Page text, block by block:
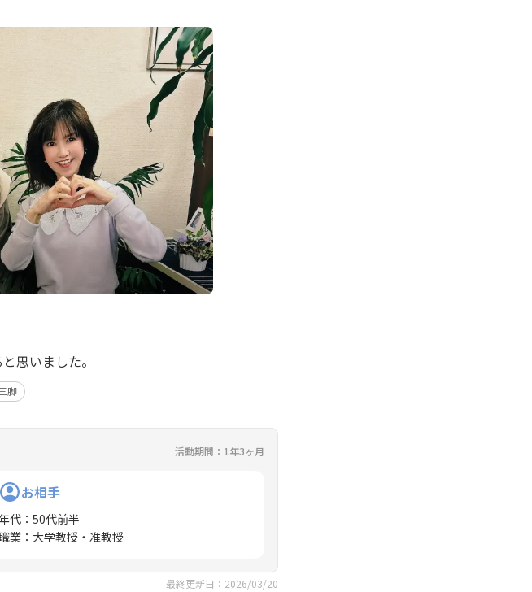
思いました。
脚
活動期間：1年3ヶ月
お相手
代 ： 50代前半
業 ： 大学教授・准教授
最終更新日：2026/03/20